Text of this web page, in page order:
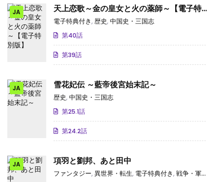
JA
天上恋歌～金の皇女と火の薬師～【電子特別
版】
電子特典付き, 歴史, 中国史・三国志
第40話
第39話
JA 雪花妃伝 ～藍帝後宮始末記～
歴史, 中国史・三国志
第25.1話
第24.2話
JA 項羽と劉邦、あと田中
ファンタジー, 異世界・転生, 電子特典付き, 戦争・軍事・戦記